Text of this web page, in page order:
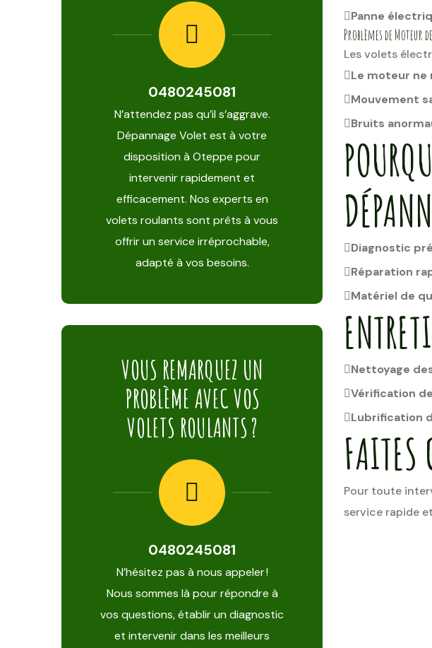
0480245081
N’attendez pas qu’il s’aggrave.
Dépannage Volet est à votre
disposition à Oteppe pour
intervenir rapidement et
efficacement. Nos experts en
volets roulants sont prêts à vous
offrir un service irréprochable,
adapté à vos besoins.
VOUS REMARQUEZ UN
PROBLÈME AVEC VOS
VOLETS ROULANTS ?
0480245081
N’hésitez pas à nous appeler !
Nous sommes là pour répondre à
vos questions, établir un diagnostic
et intervenir dans les meilleurs
Panne
Problèmes de Moteur
Les volets
Le moteur ne
Mouvement
Bruits
Diagnostic
Réparation
Matériel de
Nettoyage
Vérification
Lubrification
FAITES
Pour toute
service rapide